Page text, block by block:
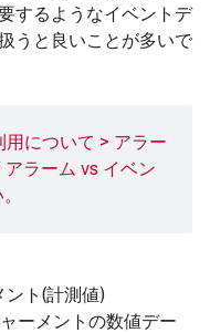
するようなイベントデ
うと良いことが多いで
について > アラー
ラーム vs イベン
ント(計測値)
ーメントの数値デー